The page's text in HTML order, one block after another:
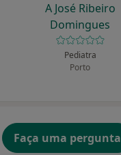
A José Ribeiro
Domingues
Pediatra
Porto
Faça uma pergunta